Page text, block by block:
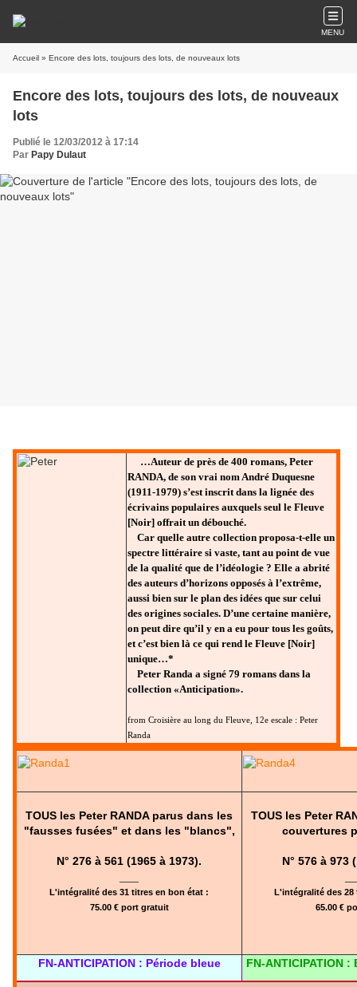
MENU
Accueil » Encore des lots, toujours des lots, de nouveaux lots
Encore des lots, toujours des lots, de nouveaux
lots
Publié le 12/03/2012 à 17:14
Par Papy Dulaut
…Auteur de près de 400 romans, Peter
RANDA, de son vrai nom André Duquesne
(1911-1979) s’est inscrit dans la lignée des
écrivains populaires auxquels seul le Fleuve
[Noir] offrait un débouché.
Car quelle autre collection proposa-t-elle un
spectre littéraire si vaste, tant au point de vue
de la qualité que de l’idéologie ? Elle a abrité
des auteurs d’horizons opposés à l’extrême,
aussi bien sur le plan des idées que sur celui
des origines sociales. D’une certaine manière,
on peut dire qu’il y en a eu pour tous les goûts,
et c’est bien là ce qui rend le Fleuve [Noir]
unique…*
Peter Randa a signé 79 romans dans la
collection «Anticipation».
from Croisière au long du Fleuve, 12e escale : Peter
Randa
TOUS les Peter RANDA parus dans les
"fausses fusées" et dans les "blancs",
N° 276 à 561 (1965 à 1973).
L'intégralité des 31 titres en bon état :
75.00 € port gratuit
TOUS les Peter
couvertures
N° 576 à 973
L'intégralité des
65.00 €
FN-ANTICIPATION : Période bleue FN-ANTICIPATION